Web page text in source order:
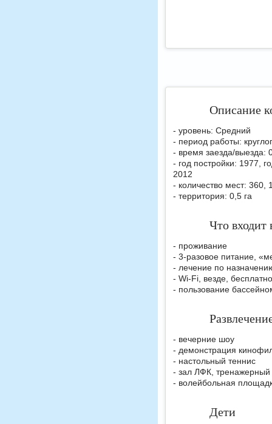
Описание
- уровень: Средний
- период работы:
- время заезда/выезда:
- год постройки: 1977,
2012
- количество мест: 360,
- территория: 0,5 га
Что входит
- проживание
- 3-разовое питание,
- лечение по
- Wi-Fi, везде, бесплатно
- пользование
- вечерние шоу
- демонстрация
- настольный теннис
- зал ЛФК, тренажерный
- волейбольная
Дети